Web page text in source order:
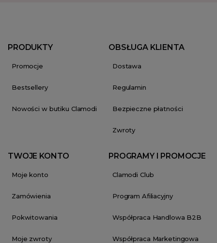
PRODUKTY
Promocje
Bestsellery
Nowości w butiku Clamodi
OBSŁUGA KLIENTA
Dostawa
Regulamin
Bezpieczne płatności
Zwroty
TWOJE KONTO
Moje konto
Zamówienia
Pokwitowania
Moje zwroty
PROGRAMY I PROMOCJE
Clamodi Club
Program Afiliacyjny
Współpraca Handlowa B2B
Współpraca Marketingowa